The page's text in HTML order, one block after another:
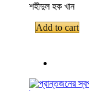
শহীদুল হক খান
Add to cart